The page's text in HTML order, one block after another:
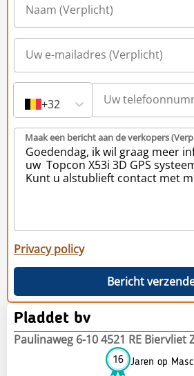
+32
Maak een bericht aan de verkopers
Privacy policy
Bericht
Pladdet bv
Paulinaweg 6-10 4521 RE Biervliet
16 Jaren op